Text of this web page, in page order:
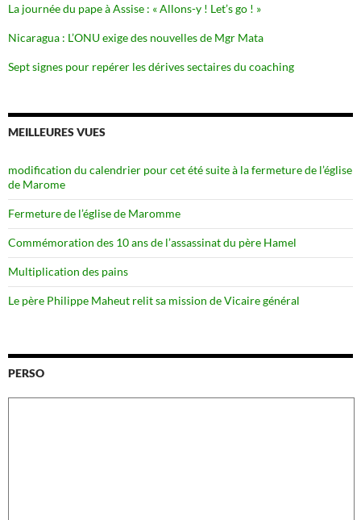
La journée du pape à Assise : « Allons-y ! Let’s go ! »
Nicaragua : L’ONU exige des nouvelles de Mgr Mata
Sept signes pour repérer les dérives sectaires du coaching
MEILLEURES VUES
modification du calendrier pour cet été suite à la fermeture de l’église
de Marome
Fermeture de l’église de Maromme
Commémoration des 10 ans de l’assassinat du père Hamel
Multiplication des pains
Le père Philippe Maheut relit sa mission de Vicaire général
PERSO